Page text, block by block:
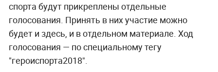
спорта будут прикреплены отдельные
голосования. Принять в них участие можно
будет и здесь, и в отдельном материале. Ход
голосования — по специальному тегу
"героиспорта2018".